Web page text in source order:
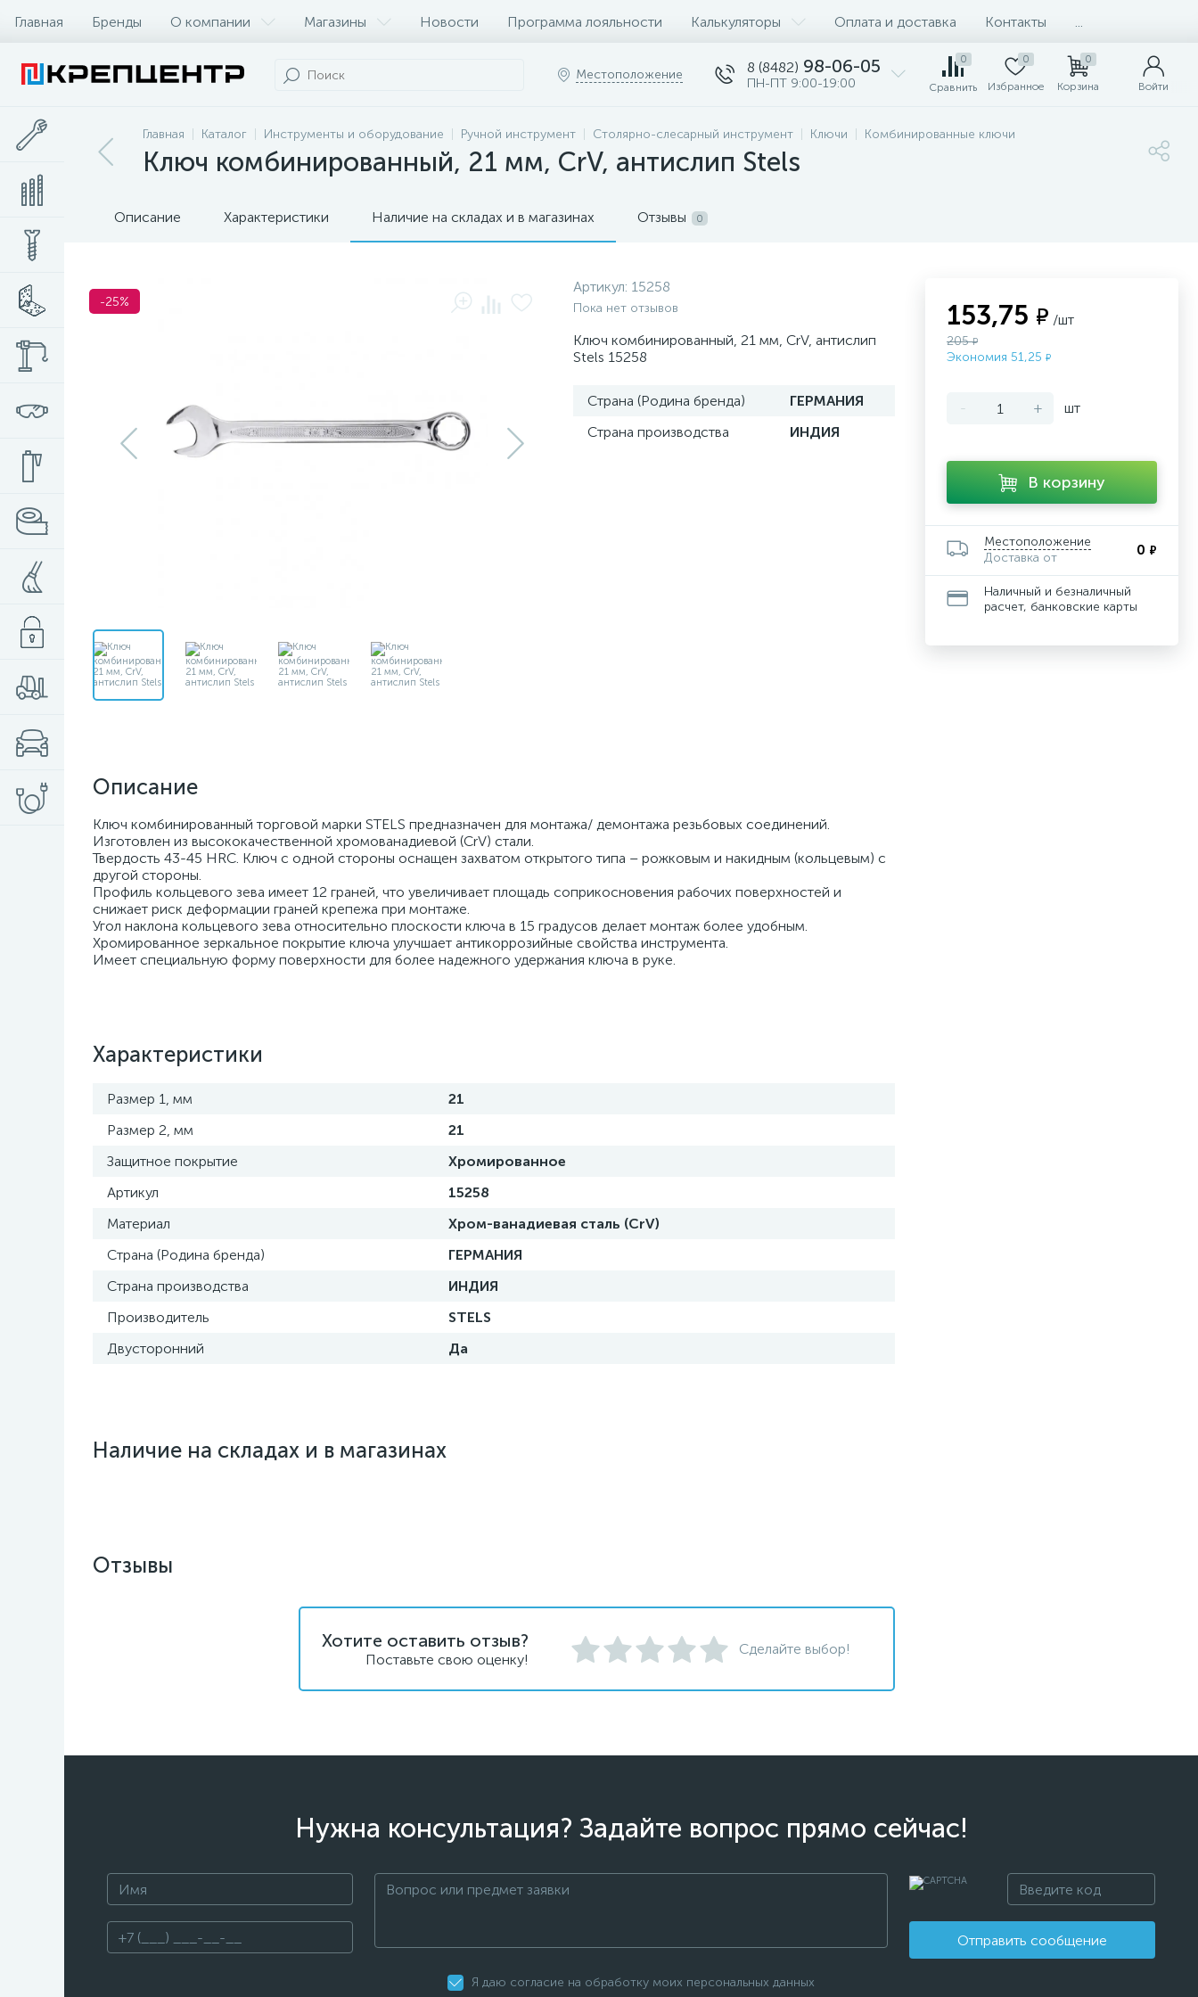
Главная Бренды О компании Магазины Новости Программа лояльности Калькуляторы Оплата и доставка Контакты
Местоположение 8 (8482) 98-06-05
ПН-ПТ 9:00-19:00
0
Сравнить
0
Избранное
0
Корзина Войти
Главная Каталог Инструменты и оборудование Ручной инструмент Столярно-слесарный инструмент Ключи Комбинированные ключи
Ключ комбинированный, 21 мм, CrV, антислип Stels
Описание Характеристики Наличие на складах и в магазинах Отзывы 0
-25%
Артикул: 15258
Пока нет отзывов
Ключ комбинированный, 21 мм, CrV, антислип
Stels 15258
Страна (Родина бренда)
ГЕРМАНИЯ
Страна производства
ИНДИЯ
Описание
Ключ комбинированный торговой марки STELS предназначен для монтажа/ демонтажа резьбовых соединений.
Изготовлен из высококачественной хромованадиевой (CrV) стали.
Твердость 43-45 HRC. Ключ с одной стороны оснащен захватом открытого типа – рожковым и накидным (кольцевым) с
другой стороны.
Профиль кольцевого зева имеет 12 граней, что увеличивает площадь соприкосновения рабочих поверхностей и
снижает риск деформации граней крепежа при монтаже.
Угол наклона кольцевого зева относительно плоскости ключа в 15 градусов делает монтаж более удобным.
Хромированное зеркальное покрытие ключа улучшает антикоррозийные свойства инструмента.
Имеет специальную форму поверхности для более надежного удержания ключа в руке.
Характеристики
Размер 1, мм
21
Размер 2, мм
21
Защитное покрытие
Хромированное
Артикул
15258
Материал
Хром-ванадиевая сталь (CrV)
Страна (Родина бренда)
ГЕРМАНИЯ
Страна производства
ИНДИЯ
Производитель
STELS
Двусторонний
Да
Наличие на складах и в магазинах
153,75 ₽ /шт
205₽
Экономия 51,25 ₽
- + шт
В корзину
Местоположение
Доставка от
0 ₽
Наличный и безналичный
расчет, банковские карты
Отзывы
Хотите оставить отзыв?
Поставьте свою оценку!
Сделайте выбор!
Нужна консультация? Задайте вопрос прямо сейчас!
Отправить сообщение
Я даю согласие на обработку моих персональных данных